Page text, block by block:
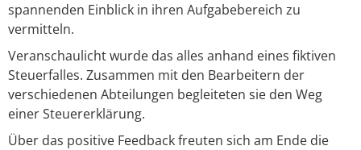
spannenden Einblick in ihren Aufgabebereich zu
vermitteln.
Veranschaulicht wurde das alles anhand eines fiktiven
Steuerfalles. Zusammen mit den Bearbeitern der
verschiedenen Abteilungen begleiteten sie den Weg
einer Steuererklärung.
Über das positive Feedback freuten sich am Ende die